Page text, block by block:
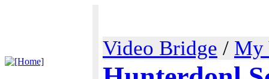
Video Bridge / My